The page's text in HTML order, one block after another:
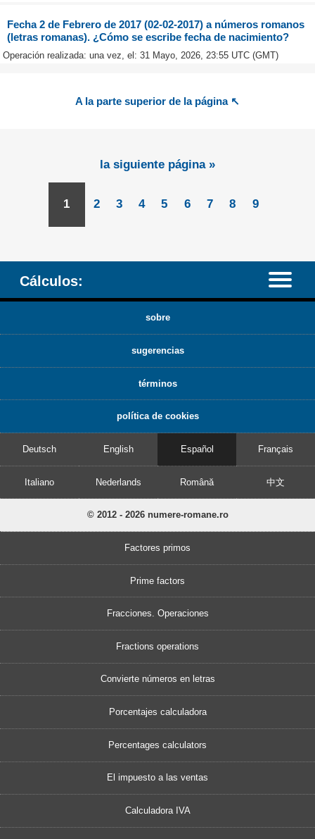
Fecha 2 de Febrero de 2017 (02-02-2017) a números romanos
(letras romanas). ¿Cómo se escribe fecha de nacimiento?
Operación realizada: una vez, el: 31 Mayo, 2026, 23:55 UTC (GMT)
A la parte superior de la página ↖
la siguiente página »
1 2 3 4 5 6 7 8 9
Cálculos:
sobre
sugerencias
términos
política de cookies
Deutsch English Español Français
Italiano Nederlands Română 中文
© 2012 - 2026 numere-romane.ro
Factores primos
Prime factors
Fracciones. Operaciones
Fractions operations
Convierte números en letras
Porcentajes calculadora
Percentages calculators
El impuesto a las ventas
Calculadora IVA